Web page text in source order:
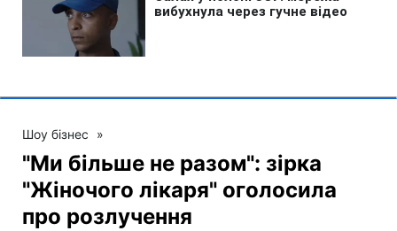
Шоу бізнес »
"Ми більше не разом": зірка
"Жіночого лікаря" оголосила
про розлучення